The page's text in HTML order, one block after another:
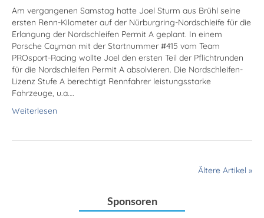
Am vergangenen Samstag hatte Joel Sturm aus Brühl seine
ersten Renn-Kilometer auf der Nürburgring-Nordschleife für die
Erlangung der Nordschleifen Permit A geplant. In einem
Porsche Cayman mit der Startnummer #415 vom Team
PROsport-Racing wollte Joel den ersten Teil der Pflichtrunden
für die Nordschleifen Permit A absolvieren. Die Nordschleifen-
Lizenz Stufe A berechtigt Rennfahrer leistungsstarke
Fahrzeuge, u.a.…
Weiterlesen
Ältere Artikel »
Sponsoren